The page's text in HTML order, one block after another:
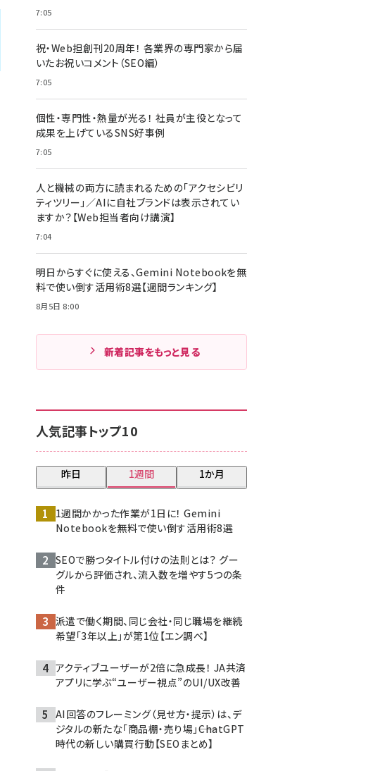
7:05
祝・Web担創刊20周年！ 各業界の専門家から届
いたお祝いコメント（SEO編）
7:05
個性・専門性・熱量が光る！ 社員が主役となって
成果を上げているSNS好事例
7:05
人と機械の両方に読まれるための「アクセシビリ
ティツリー」／AIに自社ブランドは表示されてい
ますか？【Web担当者向け講演】
7:04
明日からすぐに使える、Gemini Notebookを無
料で使い倒す活用術8選【週間ランキング】
8月5日 8:00
新着記事をもっと見る
人気記事トップ10
昨日 1週間 1か月
1週間かかった作業が1日に！ Gemini
Notebookを無料で使い倒す活用術8選
SEOで勝つタイトル付けの法則とは？ グー
グルから評価され、流入数を増やす5つの条
件
派遣で働く期間、同じ会社・同じ職場を継続
希望「3年以上」が第1位【エン調べ】
アクティブユーザーが2倍に急成長！ JA共済
アプリに学ぶ“ユーザー視点”のUI/UX改善
AI回答のフレーミング（見せ方・提示）は、デ
ジタルの新たな「商品棚・売り場」――ChatGPT
時代の新しい購買行動【SEOまとめ】